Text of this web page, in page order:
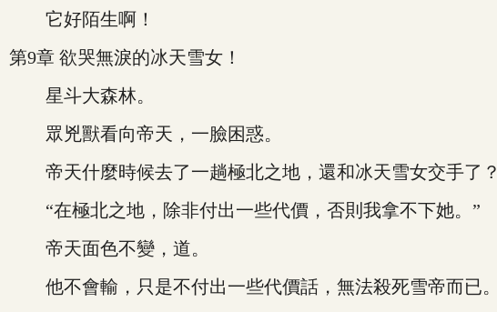
它好陌生啊！
第9章 欲哭無淚的冰天雪女！
星斗大森林。
眾兇獸看向帝天，一臉困惑。
帝天什麼時候去了一趟極北之地，還和冰天雪女交手了？
“在極北之地，除非付出一些代價，否則我拿不下她。”
帝天面色不變，道。
他不會輸，只是不付出一些代價話，無法殺死雪帝而已。